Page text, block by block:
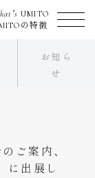
UMITO
の特徴
お知ら
せ
ご案内、
に出展し